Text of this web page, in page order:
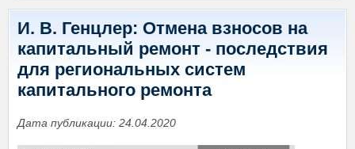
И. В. Генцлер: Отмена взносов на
капитальный ремонт - последствия
для региональных систем
капитального ремонта
Дата публикации: 24.04.2020